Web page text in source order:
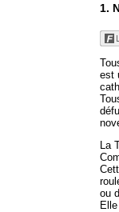
1.
est
La
ou